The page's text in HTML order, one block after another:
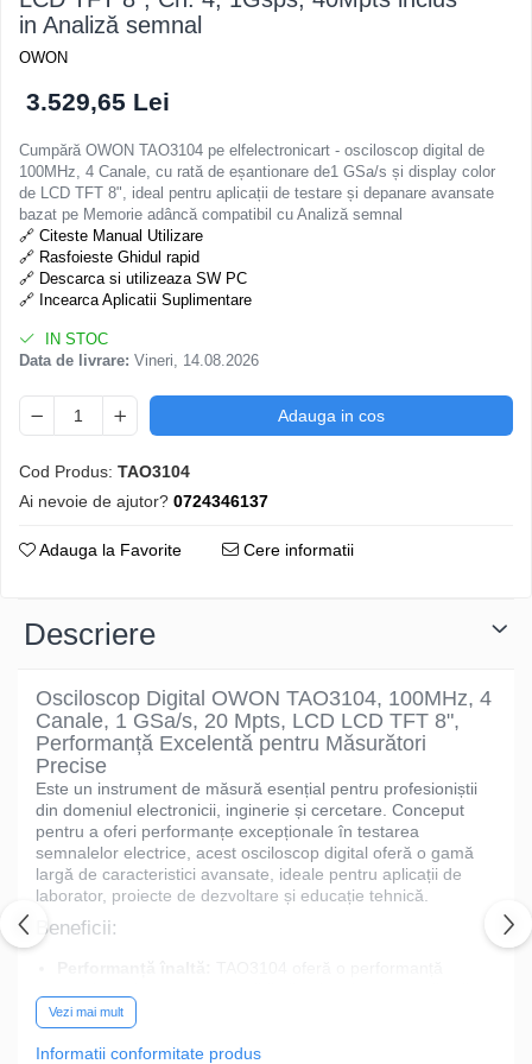
in Analiză semnal
OWON
3.529,65 Lei
Cumpără OWON TAO3104 pe elfelectronicart - osciloscop digital de
100MHz, 4 Canale, cu rată de eșantionare de1 GSa/s și display color
de LCD TFT 8", ideal pentru aplicații de testare și depanare avansate
bazat pe Memorie adâncă compatibil cu Analiză semnal
🔗 Citeste Manual Utilizare
🔗 Rasfoieste Ghidul rapid
🔗 Descarca si utilizeaza SW PC
🔗 Incearca Aplicatii Suplimentare
IN STOC
Data de livrare: Vineri, 14.08.2026
Adauga in cos
Cod Produs: TAO3104
Ai nevoie de ajutor? 0724346137
Adauga la Favorite Cere informatii
Descriere
Osciloscop Digital OWON TAO3104, 100MHz, 4
Canale, 1 GSa/s, 20 Mpts, LCD LCD TFT 8",
Performanță Excelentă pentru Măsurători
Precise
Este un instrument de măsură esențial pentru profesioniștii
din domeniul electronicii, inginerie și cercetare. Conceput
pentru a oferi performanțe excepționale în testarea
semnalelor electrice, acest osciloscop digital oferă o gamă
largă de caracteristici avansate, ideale pentru aplicații de
laborator, proiecte de dezvoltare și educație tehnică.
Beneficii:
diverse în domeniul electronicii.
Precizie garantată:
acest osciloscop asigură rezultate precise și fiabile în
Vezi mai mult
Informatii conformitate produs